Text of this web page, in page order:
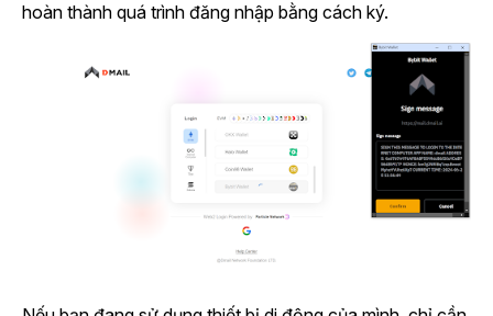
hoàn thành quá trình đăng nhập bằng cách ký.